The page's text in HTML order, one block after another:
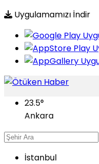
Uygulamamızı İndir
23.5°
Ankara
İstanbul